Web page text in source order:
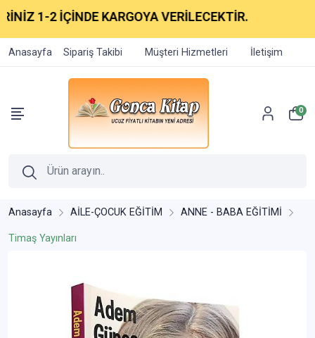
1-2 İÇİNDE KARGOYA VERİLECEKTİR.
Anasayfa Sipariş Takibi Müşteri Hizmetleri İletişim
0
Anasayfa AİLE-ÇOCUK EĞİTİM ANNE - BABA EĞİTİMİ
Timaş Yayınları